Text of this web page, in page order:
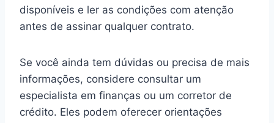
disponíveis e ler as condições com atenção
antes de assinar qualquer contrato.
Se você ainda tem dúvidas ou precisa de mais
informações, considere consultar um
especialista em finanças ou um corretor de
crédito. Eles podem oferecer orientações